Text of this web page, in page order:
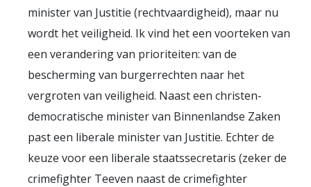
minister van Justitie (rechtvaardigheid), maar nu
wordt het veiligheid. Ik vind het een voorteken van
een verandering van prioriteiten: van de
bescherming van burgerrechten naar het
vergroten van veiligheid. Naast een christen-
democratische minister van Binnenlandse Zaken
past een liberale minister van Justitie. Echter de
keuze voor een liberale staatssecretaris (zeker de
crimefighter Teeven naast de crimefighter